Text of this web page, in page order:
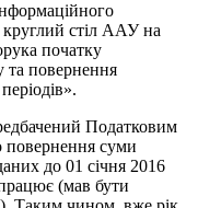
круглий стіл ААУ на
початку
та повернення
Податковим
повернення суми
до 01 січня 2016
(мав бути